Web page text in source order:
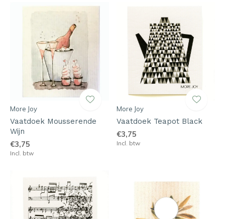
More Joy
Vaatdoek Mousserende
Wijn
€3,75
Incl. btw
More Joy
Vaatdoek Teapot Black
€3,75
Incl. btw